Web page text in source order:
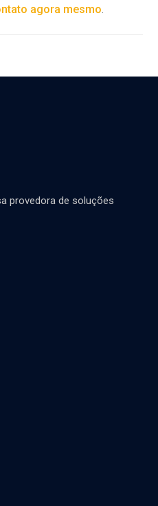
agora mesmo.
provedora de soluções